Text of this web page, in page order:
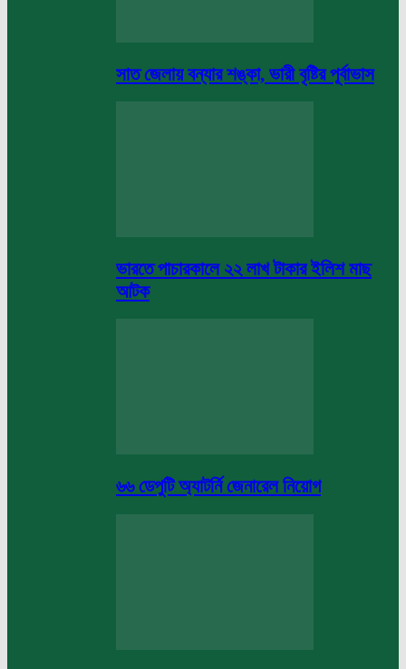
সাত জেলায় বন্যার শঙ্কা, ভারী বৃষ্টির পূর্বাভাস
ভারতে পাচারকালে ২২ লাখ টাকার ইলিশ মাছ
আটক
৬৬ ডেপুটি অ্যাটর্নি জেনারেল নিয়োগ